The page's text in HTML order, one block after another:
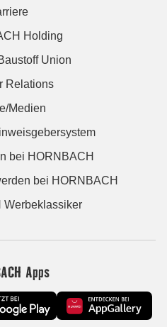
Holding
Union
Relations
Medien
bei HORNBACH
bei HORNBACH
Werbeklassiker
Apps